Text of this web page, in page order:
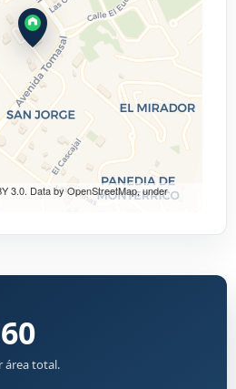
3.0. Data by OpenStreetMap, under
área total.